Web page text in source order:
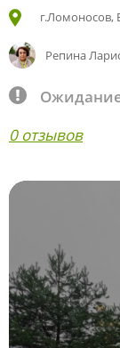
г.Ломоносов,
Репина
0 отзывов